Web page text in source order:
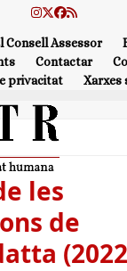
Instagram
Twitter
Facebook
RSS
Consell Assessor
Contactar
privacitat
Xarxes
les
de